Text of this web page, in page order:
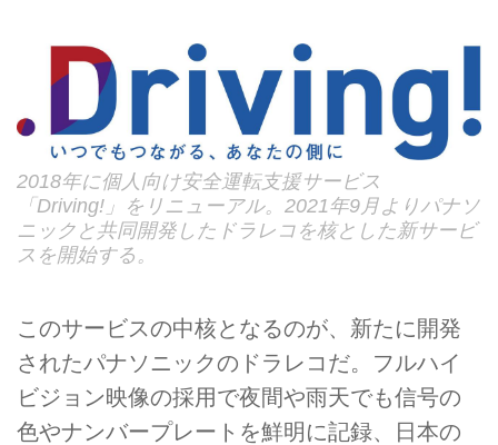
2018年に個人向け安全運転支援サービス
「Driving!」をリニューアル。2021年9月よりパナソ
ニックと共同開発したドラレコを核とした新サービ
スを開始する。
このサービスの中核となるのが、新たに開発
されたパナソニックのドラレコだ。フルハイ
ビジョン映像の採用で夜間や雨天でも信号の
色やナンバープレートを鮮明に記録、日本の